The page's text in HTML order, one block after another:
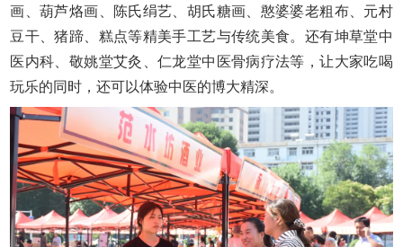
画、葫芦烙画、陈氏绢艺、胡氏糖画、憨婆婆老粗布、元村
豆干、猪蹄、糕点等精美手工艺与传统美食。还有坤草堂中
医内科、敬姚堂艾灸、仁龙堂中医骨病疗法等，让大家吃喝
玩乐的同时，还可以体验中医的博大精深。